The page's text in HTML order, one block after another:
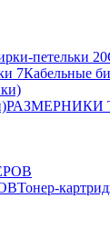
петельки 20
7Кабельные
РАЗМЕРНИКИ
Тонер-